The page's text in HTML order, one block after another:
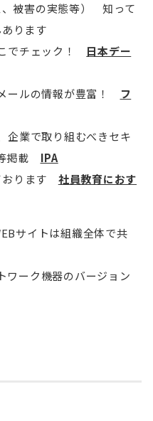
、被害の実態等） 知って
ります
でチェック！ 日本デー
ールの情報が豊富！
フ
企業で取り組むべきセキ
掲載 IPA
おります 社員教育におす
サイトは組織全体で共
ワーク機器のバージョン